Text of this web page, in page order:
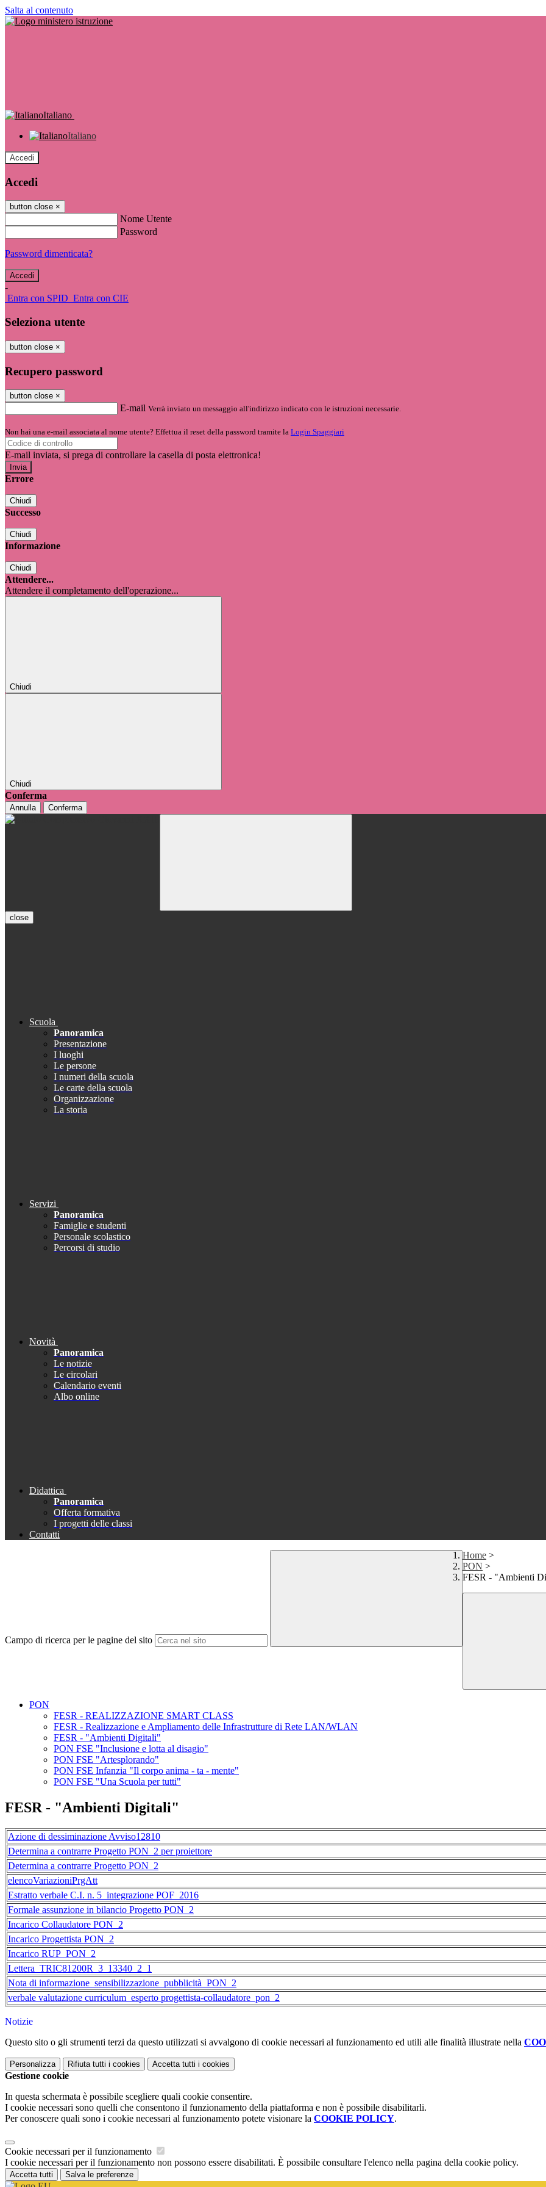
Salta al contenuto
Italiano
Italiano
Accedi
Accedi
button close ×
Nome Utente
Password
Password dimenticata?
-
Entra con SPID Entra con CIE
Seleziona utente
button close ×
Recupero password
button close ×
E-mail Verrà inviato un messaggio all'indirizzo indicato con le istruzioni necessarie.
Non hai una e-mail associata al nome utente? Effettua il reset della password tramite la Login Spaggiari
E-mail inviata, si prega di controllare la casella di posta elettronica!
Errore
Chiudi
Successo
Chiudi
Informazione
Chiudi
Attendere...
Attendere il completamento dell'operazione...
Chiudi
Chiudi
Conferma
Annulla Conferma
close
Scuola
Panoramica
Presentazione
I luoghi
Le persone
I numeri della scuola
Le carte della scuola
Organizzazione
La storia
Servizi
Panoramica
Famiglie e studenti
Personale scolastico
Percorsi di studio
Novità
Panoramica
Le notizie
Le circolari
Calendario eventi
Albo online
Didattica
Panoramica
Offerta formativa
I progetti delle classi
Contatti
Campo di ricerca per le pagine del sito
Home >
PON >
FESR - "Ambienti
PON
FESR - REALIZZAZIONE SMART CLASS
FESR - Realizzazione e Ampliamento delle Infrastrutture di Rete LAN/WLAN
FESR - "Ambienti Digitali"
PON FSE "Inclusione e lotta al disagio"
PON FSE "Artesplorando"
PON FSE Infanzia "Il corpo anima - ta - mente"
PON FSE "Una Scuola per tutti"
FESR - "Ambienti Digitali"
Azione di dessiminazione Avviso12810
Determina a contrarre Progetto PON_2 per proiettore
Determina a contrarre Progetto PON_2
elencoVariazioniPrgAtt
Estratto verbale C.I. n. 5_integrazione POF_2016
Formale assunzione in bilancio Progetto PON_2
Incarico Collaudatore PON_2
Incarico Progettista PON_2
Incarico RUP_PON_2
Lettera_TRIC81200R_3_13340_2_1
Nota di informazione_sensibilizzazione_pubblicità_PON_2
verbale valutazione curriculum_esperto progettista-collaudatore_pon_2
Notizie
Questo sito o gli strumenti terzi da questo utilizzati si avvalgono di cookie necessari al funzionamento ed utili alle finalità illustrate nella
Personalizza Rifiuta tutti i cookies Accetta tutti i cookies
Gestione cookie
In questa schermata è possibile scegliere quali cookie consentire.
I cookie necessari sono quelli che consentono il funzionamento della piattaforma e non è possibile disabilitarli.
Per conoscere quali sono i cookie necessari al funzionamento potete visionare la COOKIE POLICY.
Cookie necessari per il funzionamento
I cookie necessari per il funzionamento non possono essere disabilitati. È possibile consultare l'elenco nella pagina della cookie policy.
Accetta tutti Salva le preferenze